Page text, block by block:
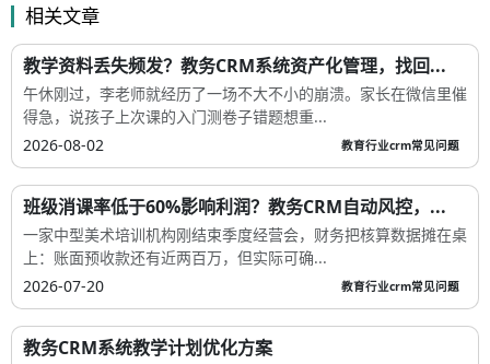
相关文章
教学资料丢失频发？教务CRM系统资产化管理，找回...
午休刚过，李老师就经历了一场不大不小的崩溃。家长在微信里催
得急，说孩子上次课的入门测卷子错题想重...
2026-08-02
教育行业crm常见问题
班级消课率低于60%影响利润？教务CRM自动风控，...
一家中型美术培训机构刚结束季度经营会，财务把核算数据摊在桌
上：账面预收款还有近两百万，但实际可确...
2026-07-20
教育行业crm常见问题
教务CRM系统教学计划优化方案